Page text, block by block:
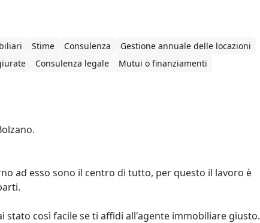
Stime Consulenza
Gestione annuale delle locazioni
Consulenza legale Mutui o finanziamenti
ad esso sono il centro di tutto, per questo il lavoro è
stato così facile se ti affidi all'agente immobiliare giusto.